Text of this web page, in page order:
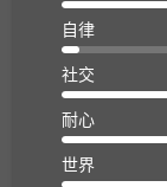
自律
社交
耐心
世界